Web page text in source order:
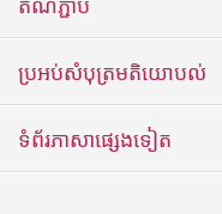
តំណភ្ជាប់
ប្រអប់សំបុត្រមតិយោបល់
ទំព័រភាសាផ្សេងទៀត